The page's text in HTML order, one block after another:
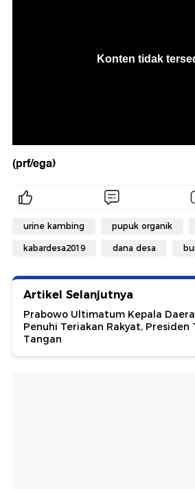
(prf/ega)
urine kambing pupuk organik
kabardesa2019 dana desa
Artikel Selanjutnya
Prabowo Ultimatum Kepala
Penuhi Teriakan Rakyat, Presiden
Tangan